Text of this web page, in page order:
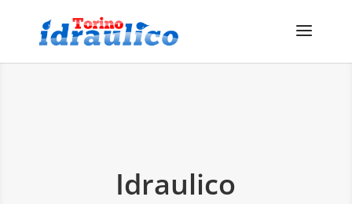
Idraulico